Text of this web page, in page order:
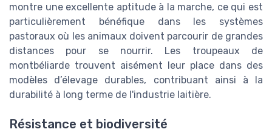
montre une excellente aptitude à la marche, ce qui est
particulièrement bénéfique dans les systèmes
pastoraux où les animaux doivent parcourir de grandes
distances pour se nourrir. Les troupeaux de
montbéliarde trouvent aisément leur place dans des
modèles d’élevage durables, contribuant ainsi à la
durabilité à long terme de l'industrie laitière.
Résistance et biodiversité